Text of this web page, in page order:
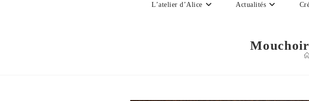
L’atelier d’Alice Actualités